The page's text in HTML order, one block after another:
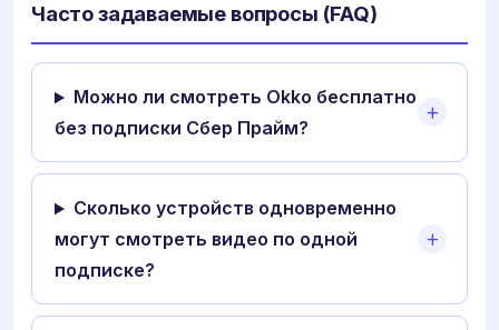
Часто задаваемые вопросы (FAQ)
Можно ли смотреть Okko бесплатно
без подписки Сбер Прайм?
Сколько устройств одновременно
могут смотреть видео по одной
подписке?